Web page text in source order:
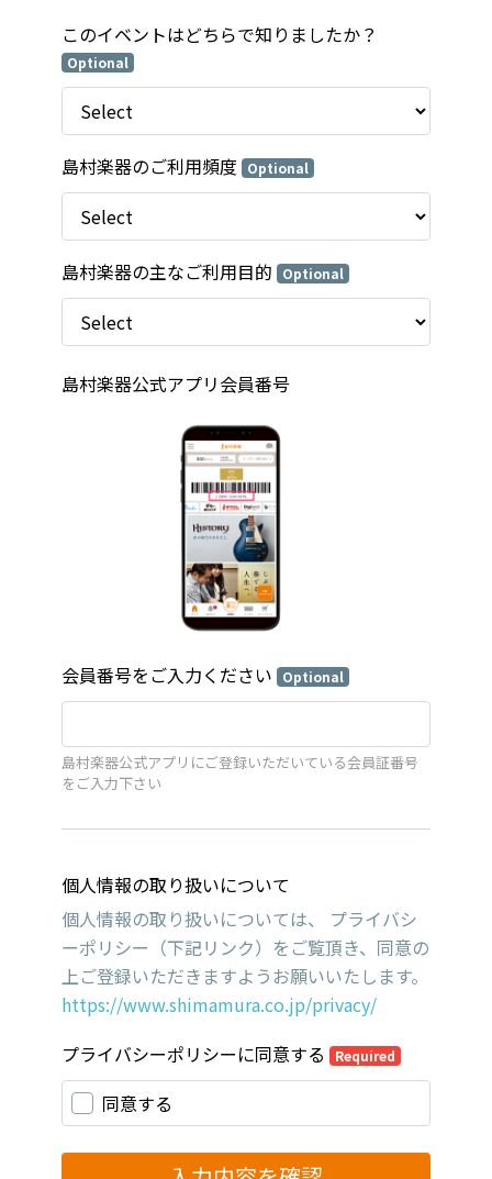
このイベントはどちらで知りましたか？
Optional
島村楽器のご利用頻度 Optional
島村楽器の主なご利用目的 Optional
島村楽器公式アプリ会員番号
会員番号をご入力ください Optional
島村楽器公式アプリにご登録いただいている会員証番号
をご入力下さい
個人情報の取り扱いについて
個人情報の取り扱いについては、 プライバシ
ーポリシー（下記リンク）をご覧頂き、同意の
上ご登録いただきますようお願いいたします。
https://www.shimamura.co.jp/privacy/
プライバシーポリシーに同意する
Required
同意する